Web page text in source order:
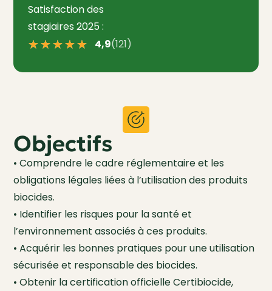
Satisfaction des
stagiaires 2025 :
★★★★★
★★★★★ 4,9(121)
Objectifs
• Comprendre le cadre réglementaire et les
obligations légales liées à l’utilisation des produits
biocides.
• Identifier les risques pour la santé et
l’environnement associés à ces produits.
• Acquérir les bonnes pratiques pour une utilisation
sécurisée et responsable des biocides.
• Obtenir la certification officielle Certibiocide,